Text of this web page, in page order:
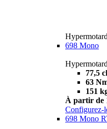
Hypermotard
698 Mono
77,5
63
151
À partir de
Configurez-
698 Mono